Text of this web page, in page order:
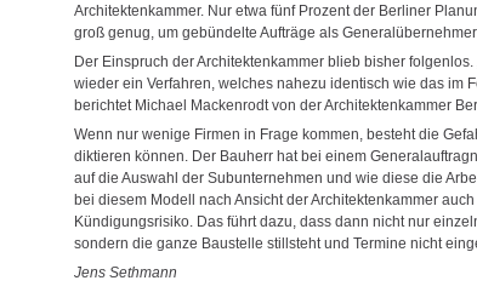
Architektenkammer. Nur etwa fünf Prozent der Berliner
groß genug, um gebündelte Aufträge als
Der Einspruch der Architektenkammer blieb bisher
wieder ein Verfahren, welches nahezu identisch wie das im
berichtet Michael Mackenrodt von der Architektenkammer
Wenn nur wenige Firmen in Frage kommen, besteht die
diktieren können. Der Bauherr hat bei einem
auf die Auswahl der Subunternehmen und wie diese die
bei diesem Modell nach Ansicht der Architektenkammer
Kündigungsrisiko. Das führt dazu, dass dann nicht nur
sondern die ganze Baustelle stillsteht und Termine nicht
Jens Sethmann